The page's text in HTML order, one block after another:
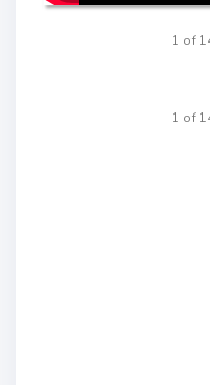
1 of
1 of